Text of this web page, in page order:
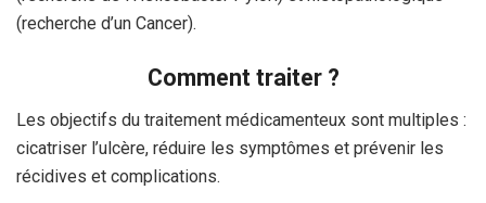
(recherche d’un Cancer).
Comment traiter ?
Les objectifs du traitement médicamenteux sont multiples :
cicatriser l’ulcère, réduire les symptômes et prévenir les
récidives et complications.